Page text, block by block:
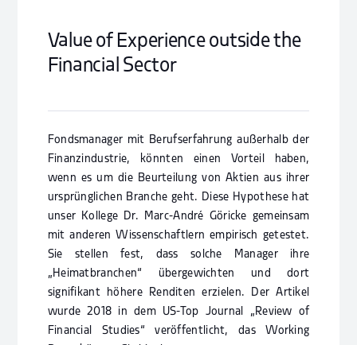
Value of Experience outside the
Financial Sector
Fondsmanager mit Berufserfahrung außerhalb der
Finanzindustrie, könnten einen Vorteil haben,
wenn es um die Beurteilung von Aktien aus ihrer
ursprünglichen Branche geht. Diese Hypothese hat
unser Kollege Dr. Marc-André Göricke gemeinsam
mit anderen Wissenschaftlern empirisch getestet.
Sie stellen fest, dass solche Manager ihre
„Heimatbranchen“ übergewichten und dort
signifikant höhere Renditen erzielen. Der Artikel
wurde 2018 in dem US-Top Journal „Review of
Financial Studies“ veröffentlicht, das Working